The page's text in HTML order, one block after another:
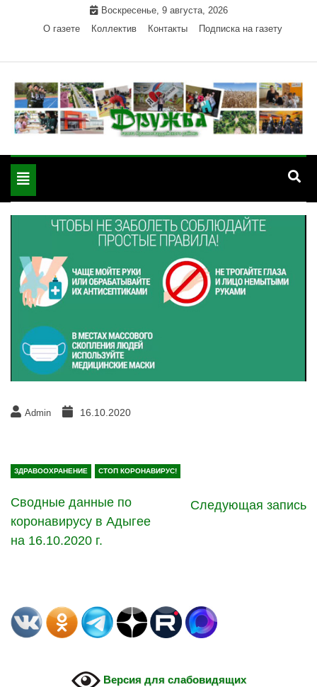
Воскресенье, 9 августа, 2026
О газете
Коллектив Контакты Подписка на газету
"Дружба" — газета
района РА
Красногвардейского района Республики Адыгея
Toggle
navigation
Admin 16.10.2020
ЗДРАВООХРАНЕНИЕ СТОП КОРОНАВИРУС!
Сводные данные по
коронавирусу в Адыгее
на 16.10.2020 г.
Следующая запись
Версия для слабовидящих